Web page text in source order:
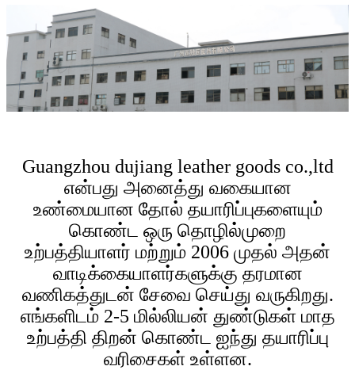
Guangzhou dujiang leather goods co.,ltd
என்பது அனைத்து வகையான
உண்மையான தோல் தயாரிப்புகளையும்
கொண்ட ஒரு தொழில்முறை
உற்பத்தியாளர் மற்றும் 2006 முதல் அதன்
வாடிக்கையாளர்களுக்கு தரமான
வணிகத்துடன் சேவை செய்து வருகிறது.
எங்களிடம் 2-5 மில்லியன் துண்டுகள் மாத
உற்பத்தி திறன் கொண்ட ஐந்து தயாரிப்பு
வரிசைகள் உள்ளன.